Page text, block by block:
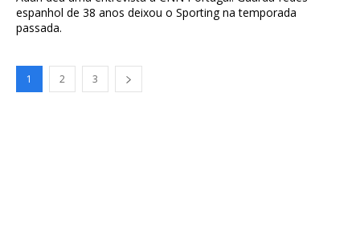
espanhol de 38 anos deixou o Sporting na temporada
passada.
1 2 3